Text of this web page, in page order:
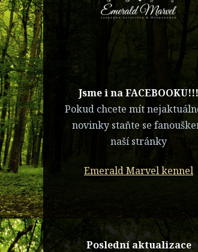
​Jsme i na FACEBOOKU!!!
Pokud chcete mít
novinky staňte se
naší stránky
Emerald Marvel kennel
Poslední aktualizace